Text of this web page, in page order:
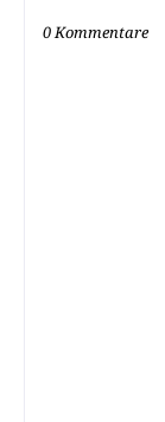
0 Kommentare